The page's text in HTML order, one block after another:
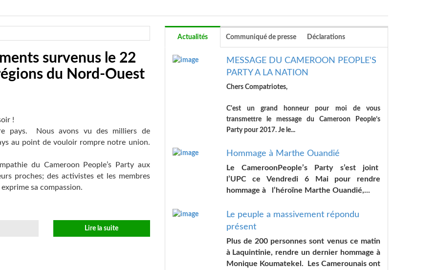
survenus le 22
du Nord-Ouest
!
pays.
Nous avons vu des milliers de
au point de vouloir rompre notre union.
du Cameroon People’s Party aux
proches; des activistes et les membres
sa compassion.
Lire la suite
Actualités Communiqué de presse Déclarations
MESSAGE DU CAMEROON PEOPLE'S
PARTY A LA NATION
Chers Compatriotes,
C'est un grand honneur pour moi de vous
transmettre le message du Cameroon People’s
Party pour 2017. Je le...
Hommage à Marthe Ouandié
Le CameroonPeople’s Party s’est joint
l’UPC ce Vendredi 6 Mai pour rendre
hommage à l’héroïne Marthe Ouandié,...
Le peuple a massivement répondu
présent
Plus de 200 personnes sont venus ce matin
à Laquintinie, rendre un dernier hommage à
Monique Koumatekel. Les Camerounais ont